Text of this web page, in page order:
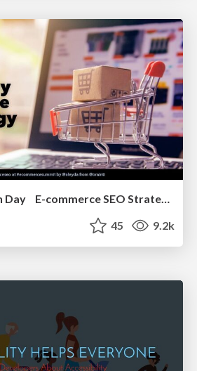
Building a Modern Day E-commerce SEO Strategy
45 9.2k